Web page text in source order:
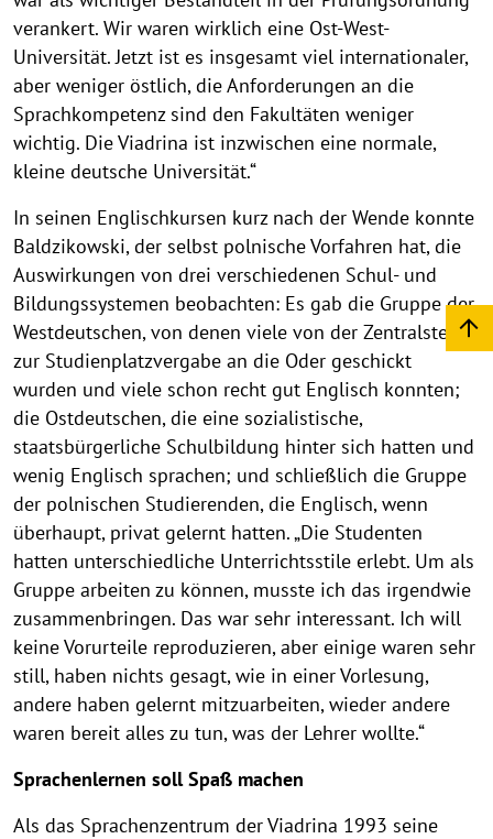
verankert. Wir waren wirklich eine Ost-West-
Universität. Jetzt ist es insgesamt viel internationaler,
aber weniger östlich, die Anforderungen an die
Sprachkompetenz sind den Fakultäten weniger
wichtig. Die Viadrina ist inzwischen eine normale,
kleine deutsche Universität.“
In seinen Englischkursen kurz nach der Wende konnte
Baldzikowski, der selbst polnische Vorfahren hat, die
Auswirkungen von drei verschiedenen Schul- und
Bildungssystemen beobachten: Es gab die Gruppe der
Westdeutschen, von denen viele von der Zentralstelle
zur Studienplatzvergabe an die Oder geschickt
wurden und viele schon recht gut Englisch konnten;
die Ostdeutschen, die eine sozialistische,
staatsbürgerliche Schulbildung hinter sich hatten und
wenig Englisch sprachen; und schließlich die Gruppe
der polnischen Studierenden, die Englisch, wenn
überhaupt, privat gelernt hatten. „Die Studenten
hatten unterschiedliche Unterrichtsstile erlebt. Um als
Gruppe arbeiten zu können, musste ich das irgendwie
zusammenbringen. Das war sehr interessant. Ich will
keine Vorurteile reproduzieren, aber einige waren sehr
still, haben nichts gesagt, wie in einer Vorlesung,
andere haben gelernt mitzuarbeiten, wieder andere
waren bereit alles zu tun, was der Lehrer wollte.“
Sprachenlernen soll Spaß machen
Als das Sprachenzentrum der Viadrina 1993 seine